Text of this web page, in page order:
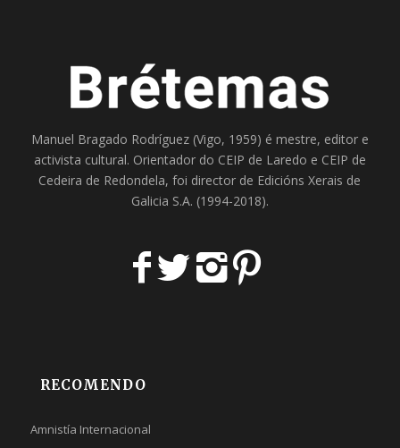
Manuel Bragado Rodríguez (Vigo, 1959) é mestre, editor e
activista cultural. Orientador do CEIP de Laredo e CEIP de
Cedeira de Redondela, foi director de Edicións Xerais de
Galicia S.A. (1994-2018).
RECOMENDO
Amnistía Internacional